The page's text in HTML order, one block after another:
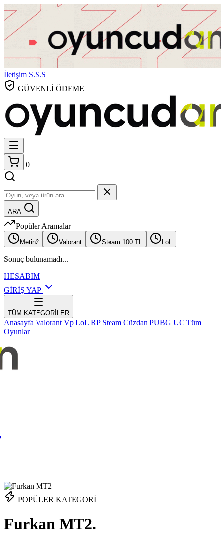
İletişim S.S.S
GÜVENLİ ÖDEME
0
ARA
Popüler Aramalar
Metin2 Valorant Steam 100 TL LoL
Sonuç bulunamadı...
HESABIM
GİRİŞ YAP
TÜM KATEGORİLER
Anasayfa Valorant Vp LoL RP Steam Cüzdan PUBG UC Tüm
Oyunlar
POPÜLER KATEGORİ
Furkan MT2.